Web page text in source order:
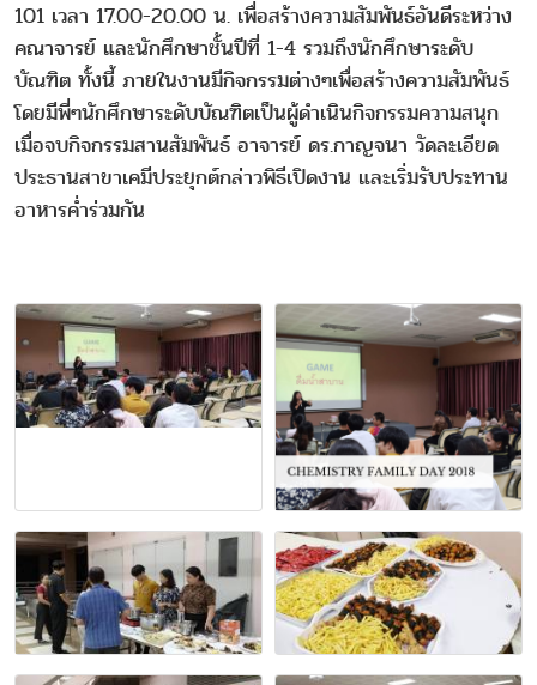
101 เวลา 17.00-20.00 น. เพื่อสร้างความสัมพันธ์อันดีระหว่าง
คณาจารย์ และนักศึกษาชั้นปีที่ 1-4 รวมถึงนักศึกษาระดับ
บัณฑิต ทั้งนี้ ภายในงานมีกิจกรรมต่างๆเพื่อสร้างความสัมพันธ์
โดยมีพี่ๆนักศึกษาระดับบัณฑิตเป็นผู้ดำเนินกิจกรรมความสนุก
เมื่อจบกิจกรรมสานสัมพันธ์ อาจารย์ ดร.กาญจนา วัดละเอียด
ประธานสาขาเคมีประยุกต์กล่าวพิธีเปิดงาน และเริ่มรับประทาน
อาหารค่ำร่วมกัน